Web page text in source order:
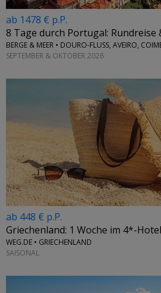
ab 1478 € p.P.
8 Tage durch Portugal: Rundreise
BERGE & MEER • DOURO-FLUSS, AVEIRO,
SEPTEMBER & OKTOBER 2026
ab 448 € p.P.
Griechenland: 1 Woche im 4*-
WEG.DE • GRIECHENLAND
SAISONAL